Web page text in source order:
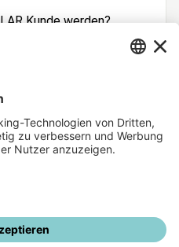
Kunde werden?